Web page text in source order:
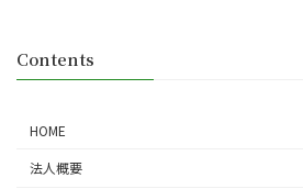
Contents
HOME
法人概要